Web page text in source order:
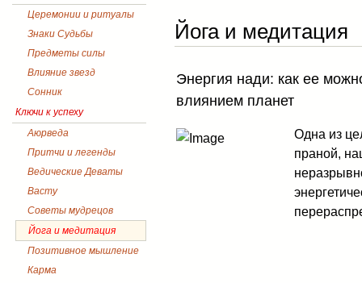
Йога и медитация
Энергия нади: как ее
влиянием планет
Одна из це
праной,
Церемонии и ритуалы
Знаки Судьбы
Предметы силы
Влияние звезд
Сонник
Ключи к успеху
Аюрведа
Притчи и легенды
Ведические Деваты
Васту
Советы мудрецов
Йога и медитация
Позитивное мышление
Карма